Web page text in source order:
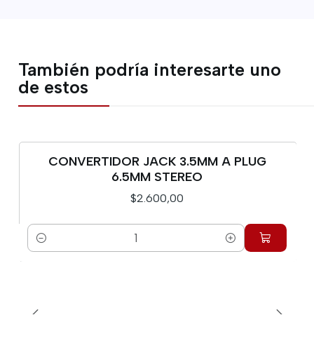
También podría interesarte uno
de estos
CONVERTIDOR JACK 3.5MM A PLUG
6.5MM STEREO
$2.600,00
Cantidad